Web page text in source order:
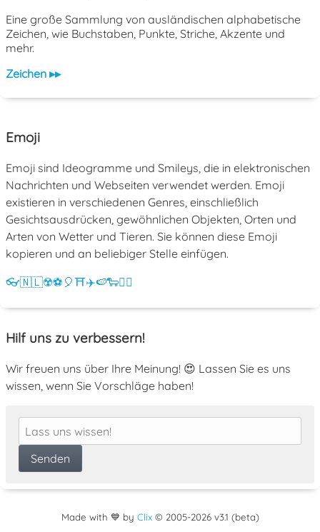
Eine große Sammlung von ausländischen alphabetische
Zeichen, wie Buchstaben, Punkte, Striche, Akzente und
mehr.
Zeichen ▸▸
Emoji
Emoji sind Ideogramme und Smileys, die in elektronischen
Nachrichten und Webseiten verwendet werden. Emoji
existieren in verschiedenen Genres, einschließlich
Gesichtsausdrücken, gewöhnlichen Objekten, Orten und
Arten von Wetter und Tieren. Sie können diese Emoji
kopieren und an beliebiger Stelle einfügen.
👓🇳🇱☢️⚽ 🎈⛩️✈️🍉🐑💁‍♀️
Hilf uns zu verbessern!
Wir freuen uns über Ihre Meinung! 😍 Lassen Sie es uns
wissen, wenn Sie Vorschläge haben!
Made with 💙 by Clix© 2005-2026 v3.1 (beta)